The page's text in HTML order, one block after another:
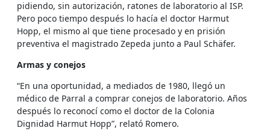
pidiendo, sin autorización, ratones de laboratorio al ISP.
Pero poco tiempo después lo hacía el doctor Harmut
Hopp, el mismo al que tiene procesado y en prisión
preventiva el magistrado Zepeda junto a Paul Schäfer.
Armas y conejos
“En una oportunidad, a mediados de 1980, llegó un
médico de Parral a comprar conejos de laboratorio. Años
después lo reconocí como el doctor de la Colonia
Dignidad Harmut Hopp”, relató Romero.